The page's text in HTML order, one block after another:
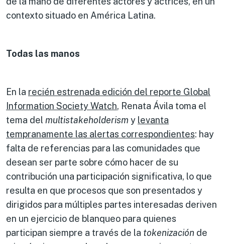
contexto situado en América Latina.
Todas las manos
En la recién estrenada edición del reporte Global
Information Society Watch, Renata Ávila toma el
tema del multistakeholderism y levanta
tempranamente las alertas correspondientes: hay
falta de referencias para las comunidades que
desean ser parte sobre cómo hacer de su
contribución una participación significativa, lo que
resulta en que procesos que son presentados y
dirigidos para múltiples partes interesadas deriven
en un ejercicio de blanqueo para quienes
participan siempre a través de la tokenización de